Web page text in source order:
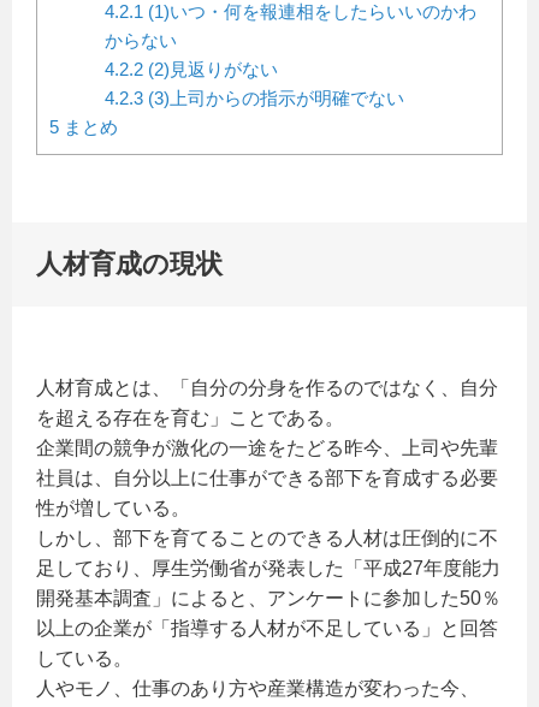
4.2.1 (1)いつ・何を報連相をしたらいいのかわ
からない
4.2.2(2)見返りがない
4.2.3(3)上司からの指示が明確でない
5 まとめ
人材育成の現状
人材育成とは、「自分の分身を作るのではなく、自分
を超える存在を育む」ことである。
企業間の競争が激化の一途をたどる昨今、上司や先輩
社員は、自分以上に仕事ができる部下を育成する必要
性が増している。
しかし、部下を育てることのできる人材は圧倒的に不
足しており、厚生労働省が発表した「平成27年度能力
開発基本調査」によると、アンケートに参加した50％
以上の企業が「指導する人材が不足している」と回答
している。
人やモノ、仕事のあり方や産業構造が変わった今、